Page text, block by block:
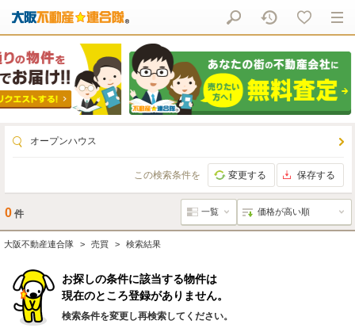
オープンハウス
この検索条件を 変更する 保存する
0 件
大阪不動産連合隊 売買 検索結果
お探しの条件に該当する物件は
現在のところ登録がありません。
検索条件を変更し再検索してください。